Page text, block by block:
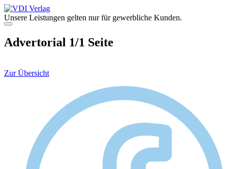
Zum
Inhalt
springen
Unsere Leistungen gelten nur für gewerbliche Kunden.
Menü
Advertorial 1/1 Seite
Zur Übersicht